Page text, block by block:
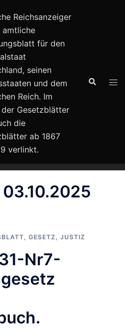
Reichsanzeiger
amtliche
für den
seinen
und dem
Reich. Im
Gesetzblätter
die
ab 1867
verlinkt.
Suche
03.10.2025
, GESETZ , JUSTIZ
Nr7-